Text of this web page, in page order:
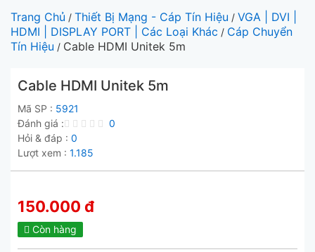
Trang Chủ / Thiết Bị Mạng - Cáp Tín Hiệu / VGA | DVI |
HDMI | DISPLAY PORT | Các Loại Khác / Cáp Chuyển
Tín Hiệu / Cable HDMI Unitek 5m
Cable HDMI Unitek 5m
Mã SP : 5921
Đánh giá :
0
Hỏi & đáp : 0
Lượt xem : 1.185
150.000 đ
Còn hàng